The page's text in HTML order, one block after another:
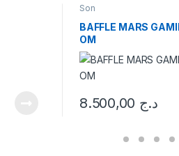
Son
BAFFLE MARS
OM
د.ج